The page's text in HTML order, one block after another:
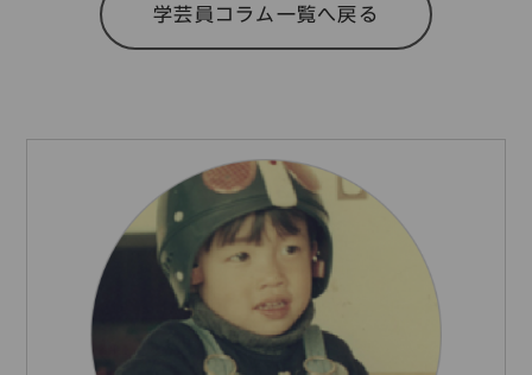
学芸員コラム一覧へ戻る